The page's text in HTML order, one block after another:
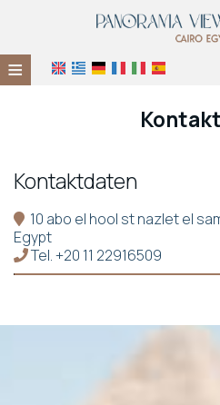
≡
Kontakt
Kontaktdaten
10 abo el hool st nazlet el
Egypt
Tel.+20 11 22916509